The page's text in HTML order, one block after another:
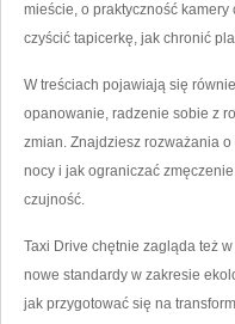
mieście, o praktyczność
czyścić tapicerkę, jak chronić
W treściach pojawiają się
opanowanie, radzenie sobie z
zmian. Znajdziesz rozważania
nocy i jak ograniczać
czujność.
Taxi Drive chętnie zagląda też
nowe standardy w zakresie
jak przygotować się na